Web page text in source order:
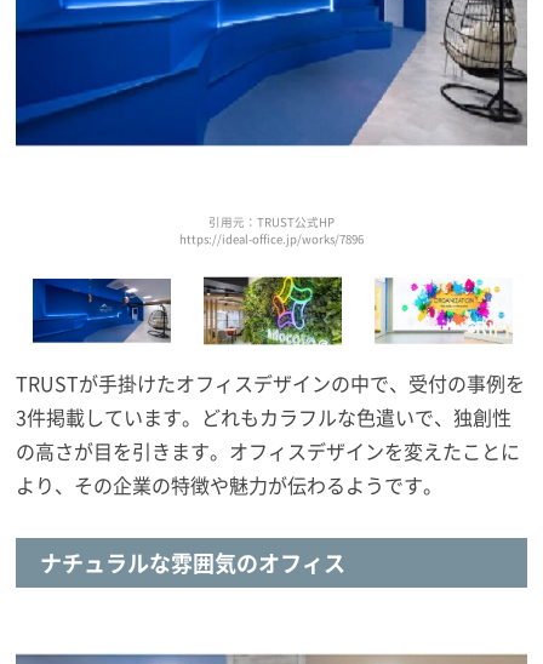
引用元：TRUST公式HP
https://ideal-office.jp/works/7896
TRUSTが手掛けたオフィスデザインの中で、受付の事例を
3件掲載しています。どれもカラフルな色遣いで、独創性
の高さが目を引きます。オフィスデザインを変えたことに
より、その企業の特徴や魅力が伝わるようです。
ナチュラルな雰囲気のオフィス